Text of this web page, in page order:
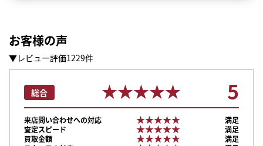
お客様の声
▼レビュー評価1229件
総合 ★★★★★
★★★★★ 5
来店問い合わせへの対応 ★★★★★
★★★★★
満足
査定スピード
★★★★★
★★★★★
満足
買取金額
★★★★★
★★★★★
満足